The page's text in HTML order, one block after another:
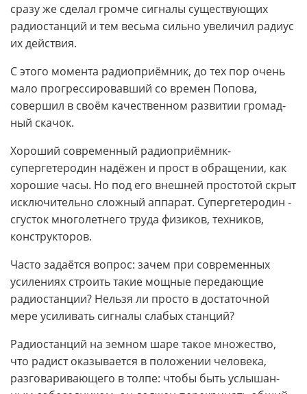
сразу же сделал громче сигналы существующих
радиостанций и тем весьма сильно увеличил радиус
их действия.
С этого момента радиоприёмник, до тех пор очень
мало прогрессировавший со времен Попова,
совершил в своём качественном развитии громад­
ный скачок.
Хороший современный радиоприёмник-
супергетеродин надёжен и прост в обращении, как
хорошие часы. Но под его внешней простотой скрыт
исключительно сложный аппарат. Супергетеродин -
сгусток многолетнего труда физиков, техников,
конструкторов.
Часто задаётся вопрос: зачем при современных
усилениях строить такие мощные передающие
радиостанции? Нельзя ли просто в достаточной
мере усиливать сигналы слабых станций?
Радиостанций на земном шаре такое множество,
что радист оказывается в положении человека,
разговаривающего в толпе: чтобы быть услышан­